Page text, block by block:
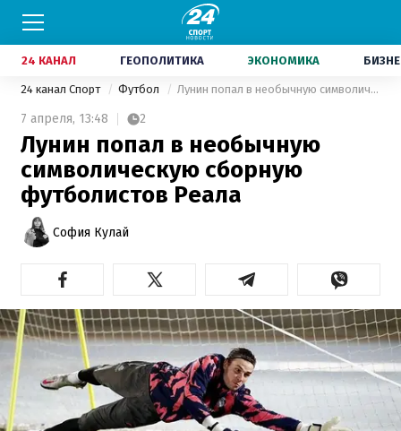
24 КАНАЛ ГЕОПОЛИТИКА ЭКОНОМИКА
24 канал Спорт Футбол Лунин попал в необычную символическую сборную футболистов Реала
7 апреля, 13:48 2
Лунин попал в необычную
символическую сборную
футболистов Реала
София Кулай